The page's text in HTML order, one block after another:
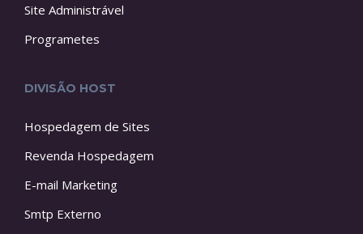
Site Administrável
Programetes
DIVISÃO HOST
Hospedagem de Sites
Revenda Hospedagem
E-mail Marketing
Smtp Externo